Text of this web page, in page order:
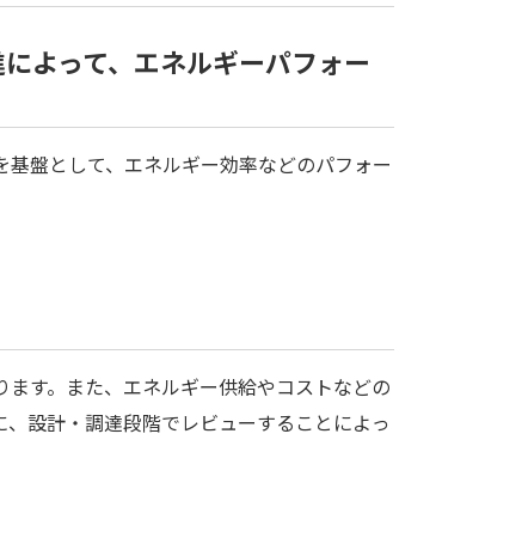
よって、エネルギーパフォー
盤として、エネルギー効率などのパフォー
す。また、エネルギー供給やコストなどの
設計・調達段階でレビューすることによっ